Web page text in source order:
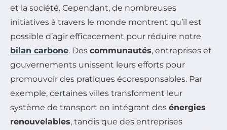
et la société. Cependant, de nombreuses
initiatives à travers le monde montrent qu’il est
possible d’agir efficacement pour réduire notre
bilan carbone. Des communautés, entreprises et
gouvernements unissent leurs efforts pour
promouvoir des pratiques écoresponsables. Par
exemple, certaines villes transforment leur
système de transport en intégrant des énergies
renouvelables, tandis que des entreprises